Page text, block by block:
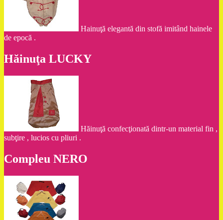
Hainuţă elegantă din stofă imitând hainele
de epocă .
Hăinuţa LUCKY
Hăinuţă confecţionată dintr-un material fin ,
subţire , lucios cu pliuri .
Compleu NERO